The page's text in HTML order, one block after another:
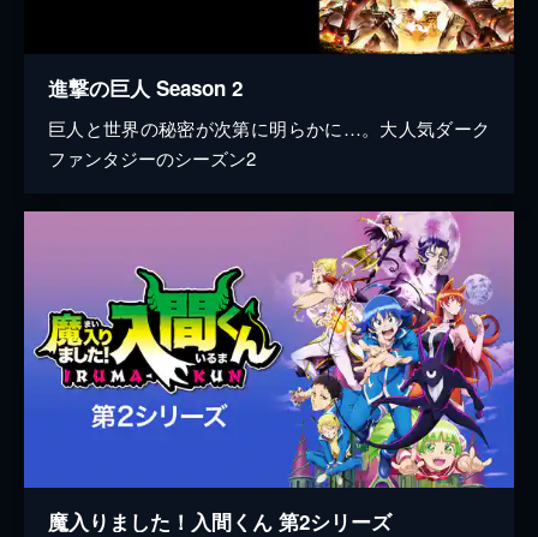
進撃の巨人 Season 2
巨人と世界の秘密が次第に明らかに…。大人気ダーク
ファンタジーのシーズン2
魔入りました！入間くん 第2シリーズ